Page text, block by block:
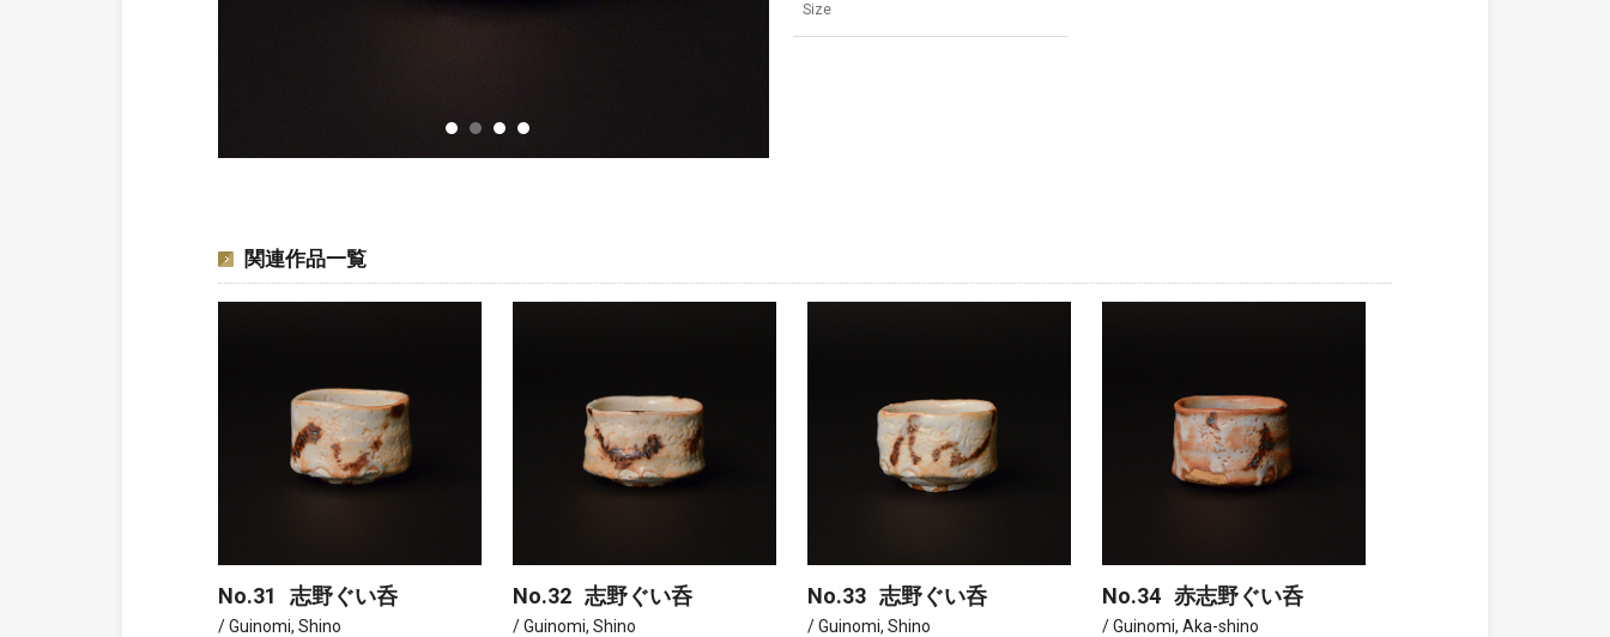
Size
関連作品一覧
No.31 志野ぐい呑
/ Guinomi, Shino
No.32 志野ぐい呑
/ Guinomi, Shino
No.33 志野ぐい呑
/ Guinomi, Shino
No.34 赤志野ぐい呑
/ Guinomi, Aka-shino